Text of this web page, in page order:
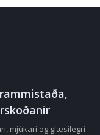
mjúkari og glæsilegri